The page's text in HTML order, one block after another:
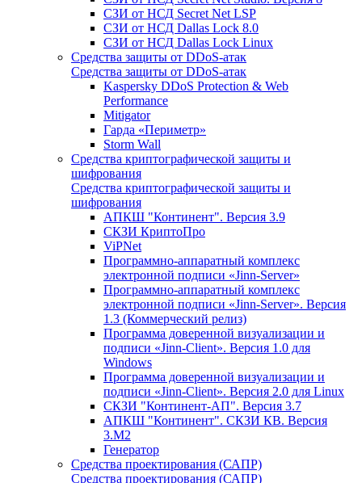
СЗИ от НСД Secret Net LSP
СЗИ от НСД Dallas Lock 8.0
СЗИ от НСД Dallas Lock Linux
Средства защиты от DDoS-атак
Средства защиты от DDoS-атак
Kaspersky DDoS Protection & Web
Performance
Mitigator
Гарда «Периметр»
Storm Wall
Средства криптографической защиты и
шифрования
Средства криптографической защиты и
шифрования
АПКШ "Континент". Версия 3.9
СКЗИ КриптоПро
ViPNet
Программно-аппаратный комплекс
электронной подписи «Jinn-Server»
Программно-аппаратный комплекс
электронной подписи «Jinn-Server». Версия
1.3 (Коммерческий релиз)
Программа доверенной визуализации и
подписи «Jinn-Client». Версия 1.0 для
Windows
Программа доверенной визуализации и
подписи «Jinn-Client». Версия 2.0 для Linux
СКЗИ "Континент-АП". Версия 3.7
АПКШ "Континент". СКЗИ КВ. Версия
3.М2
Генератор
Средства проектирования (САПР)
Средства проектирования (САПР)